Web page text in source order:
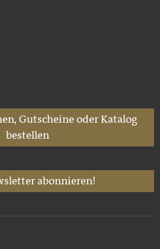
Gutscheine oder Katalog
bestellen
abonnieren!